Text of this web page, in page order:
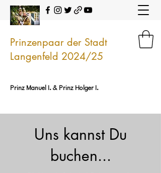
Prinzenpaar der Stadt
Langenfeld 2024/25
Prinz Manuel I. & Prinz Holger I.
Uns kannst Du
buchen...